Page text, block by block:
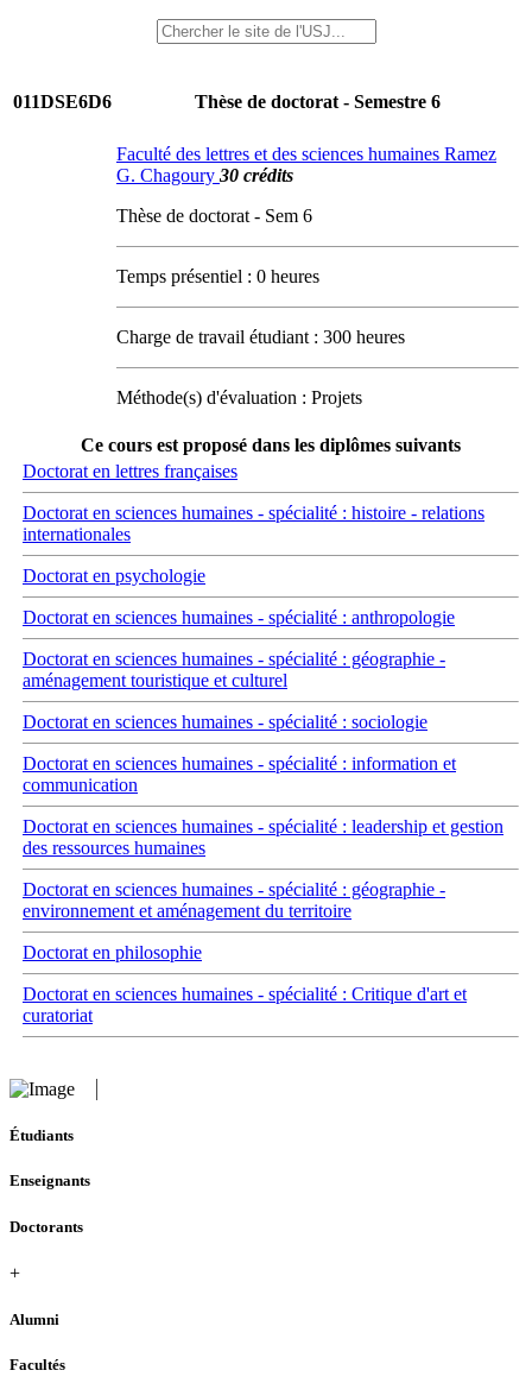
011DSE6D6 Thèse de doctorat - Semestre 6
Faculté des lettres et des sciences humaines Ramez
G. Chagoury 30 crédits
Thèse de doctorat - Sem 6
Temps présentiel : 0 heures
Charge de travail étudiant : 300 heures
Méthode(s) d'évaluation : Projets
Ce cours est proposé dans les diplômes suivants
Doctorat en lettres françaises
Doctorat en sciences humaines - spécialité : histoire - relations
internationales
Doctorat en psychologie
Doctorat en sciences humaines - spécialité : anthropologie
Doctorat en sciences humaines - spécialité : géographie -
aménagement touristique et culturel
Doctorat en sciences humaines - spécialité : sociologie
Doctorat en sciences humaines - spécialité : information et
communication
Doctorat en sciences humaines - spécialité : leadership et gestion
des ressources humaines
Doctorat en sciences humaines - spécialité : géographie -
environnement et aménagement du territoire
Doctorat en philosophie
Doctorat en sciences humaines - spécialité : Critique d'art et
curatoriat
Étudiants
Enseignants
Doctorants
+
Alumni
Facultés